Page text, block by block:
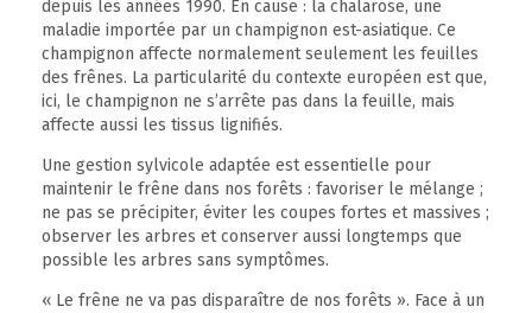
depuis les années 1990. En cause : la chalarose, une
maladie importée par un champignon est-asiatique. Ce
champignon affecte normalement seulement les feuilles
des frênes. La particularité du contexte européen est que,
ici, le champignon ne s’arrête pas dans la feuille, mais
affecte aussi les tissus lignifiés.
Une gestion sylvicole adaptée est essentielle pour
maintenir le frêne dans nos forêts : favoriser le mélange ;
ne pas se précipiter, éviter les coupes fortes et massives ;
observer les arbres et conserver aussi longtemps que
possible les arbres sans symptômes.
« Le frêne ne va pas disparaître de nos forêts ». Face à un